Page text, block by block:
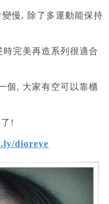
慢, 除了多運動能保持
完美再造系列很適合
個, 大家有空可以靠櫃
!
dioreye